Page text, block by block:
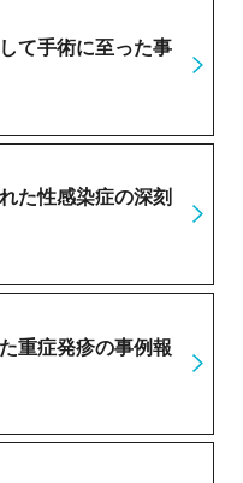
て手術に至った事
た性感染症の深刻
重症発疹の事例報